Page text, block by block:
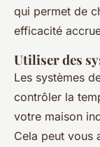
qui permet de
efficacité
Utiliser des
Les systèmes
contrôler la
votre maison
Cela peut vous